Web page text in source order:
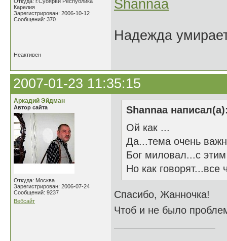
Карелия
Зарегистрирован: 2006-10-12
Сообщений: 370
Shannaa
Надежда
Неактивен
2007-01-23 11:35:15
Аркадий Эйдман
Автор сайта
Откуда: Москва
Зарегистрирован: 2006-07-24
Сообщений: 9237
Вебсайт
Shannaa
Ой как ...
Да...тема очень
Бог миловал...с
Но как
Спасибо, Жанночка!
Чтоб и не было